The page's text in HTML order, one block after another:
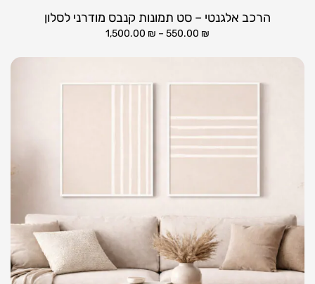
הרכב אלגנטי – סט תמונות קנבס מודרני לסלון
550.00 ₪
–
1,500.00 ₪